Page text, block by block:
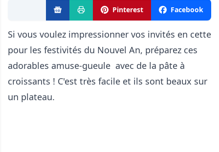
Pinterest Facebook
Si vous voulez impressionner vos invités en cette
pour les festivités du Nouvel An, préparez ces
adorables amuse-gueule avec de la pâte à
croissants ! C'est très facile et ils sont beaux sur
un plateau.